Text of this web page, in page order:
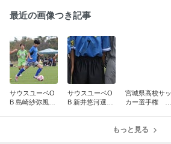
最近の画像つき記事
サウスユーベO
B 島崎紗弥風選
サウスユーベO
B 新井悠河選
宮城県高校サッ
カー選手権 ベ
もっと見る